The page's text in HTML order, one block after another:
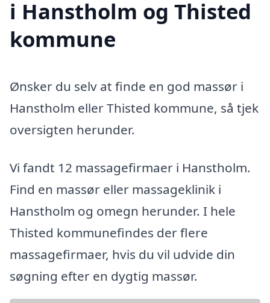
i Hanstholm og Thisted
kommune
Ønsker du selv at finde en god massør i
Hanstholm eller Thisted kommune, så tjek
oversigten herunder.
Vi fandt 12 massagefirmaer i Hanstholm.
Find en massør eller massageklinik i
Hanstholm og omegn herunder. I hele
Thisted kommunefindes der flere
massagefirmaer, hvis du vil udvide din
søgning efter en dygtig massør.